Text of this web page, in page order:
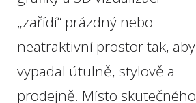
„zařídí“ prázdný nebo
neatraktivní prostor tak, aby
vypadal útulně, stylově a
prodejně. Místo skutečného